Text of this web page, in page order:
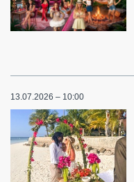
13.07.2026 – 10:00